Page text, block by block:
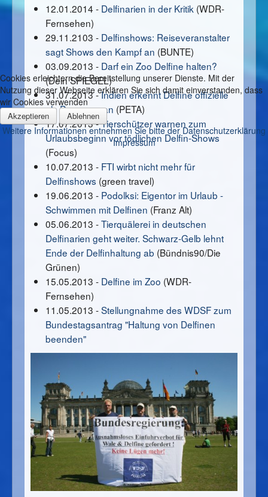
12.01.2014 - Delfinarien in der Kritik (WDR-
Fernsehen)
29.11.2103 - Delfinshows: Reiseveranstalter
sagt Shows den Kampf an (BUNTE)
03.09.2013 - Darf ein Zoo Delfine halten?
(Dein SPIEGEL)
31.07.2013 -Indien erkennt Delfine offizielle
als Personen an (PETA)
17.07.2013 -Tierschützer warnen zum
Urlaubsbeginn vor tödlichen Delfin-Shows
(Focus)
10.07.2013 - FTI wirbt nicht mehr für
Delfinshows (green travel)
19.06.2013 - Podolksi: Eigentor im Urlaub -
Schwimmen mit Delfinen (Franz Alt)
05.06.2013 -Tierquälerei in deutschen
Delfinarien geht weiter. Schwarz-Gelb lehnt
Ende der Delfinhaltung ab (Bündnis90/Die
Grünen)
15.05.2013 - Delfine im Zoo (WDR-
Fernsehen)
11.05.2013 -Stellungnahme des WDSF zum
Bundestagsantrag "Haltung von Delfinen
beenden"
Cookies erleichtern die Bereitstellung unserer Dienste. Mit der
Nutzung dieser Webseite erklären Sie sich damit einverstanden, dass
wir Cookies verwenden
Akzeptieren Ablehnen
Weitere Informationen entnehmen Sie bitte der Datenschutzerklärung
Impressum